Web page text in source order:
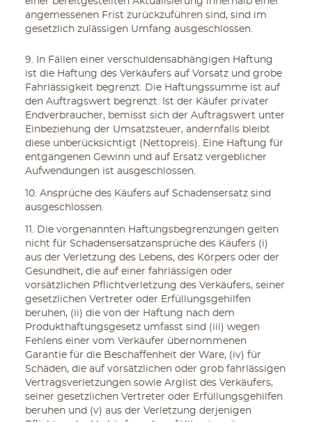
angemessenen Frist zurückzuführen sind, sind im
gesetzlich zulässigen Umfang ausgeschlossen.
9. In Fällen einer verschuldensabhängigen Haftung
ist die Haftung des Verkäufers auf Vorsatz und grobe
Fahrlässigkeit begrenzt. Die Haftungssumme ist auf
den Auftragswert begrenzt. Ist der Käufer privater
Endverbraucher, bemisst sich der Auftragswert unter
Einbeziehung der Umsatzsteuer, andernfalls bleibt
diese unberücksichtigt (Nettopreis). Eine Haftung für
entgangenen Gewinn und auf Ersatz vergeblicher
Aufwendungen ist ausgeschlossen.
10. Ansprüche des Käufers auf Schadensersatz sind
ausgeschlossen.
11. Die vorgenannten Haftungsbegrenzungen gelten
nicht für Schadensersatzansprüche des Käufers (i)
aus der Verletzung des Lebens, des Körpers oder der
Gesundheit, die auf einer fahrlässigen oder
vorsätzlichen Pflichtverletzung des Verkäufers, seiner
gesetzlichen Vertreter oder Erfüllungsgehilfen
beruhen, (ii) die von der Haftung nach dem
Produkthaftungsgesetz umfasst sind (iii) wegen
Fehlens einer vom Verkäufer übernommenen
Garantie für die Beschaffenheit der Ware, (iv) für
Schäden, die auf vorsätzlichen oder grob fahrlässigen
Vertragsverletzungen sowie Arglist des Verkäufers,
seiner gesetzlichen Vertreter oder Erfüllungsgehilfen
beruhen und (v) aus der Verletzung derjenigen